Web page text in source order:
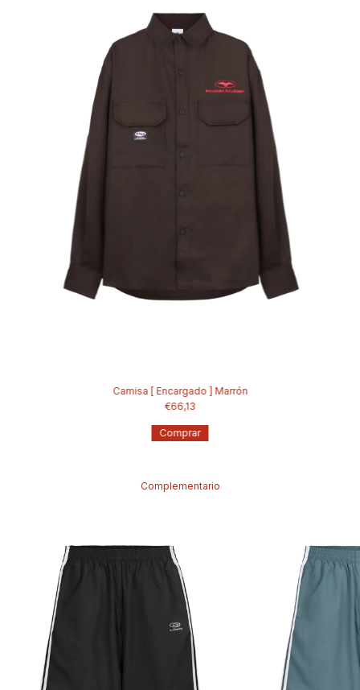
Camisa [ Encargado ] Marrón
€66,13
Comprar
Complementario